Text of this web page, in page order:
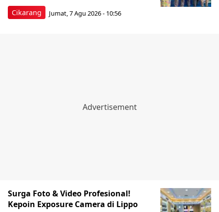
Cikarang Jumat, 7 Agu 2026 - 10:56
Surga Foto & Video Profesional!
Kepoin Exposure Camera di Lippo